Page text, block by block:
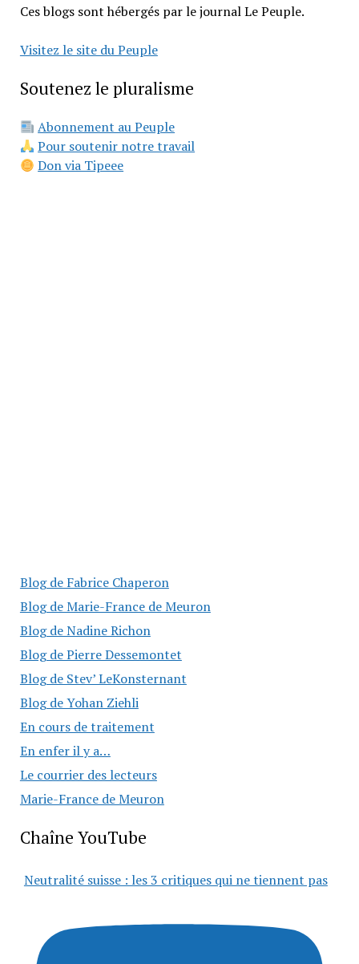
Ces blogs sont hébergés par le journal Le Peuple.
Visitez le site du Peuple
Soutenez le pluralisme
Abonnement au Peuple
Pour soutenir notre travail
Don via Tipeee
Blog de Fabrice Chaperon
Blog de Marie-France de Meuron
Blog de Nadine Richon
Blog de Pierre Dessemontet
Blog de Stev’ LeKonsternant
Blog de Yohan Ziehli
En cours de traitement
En enfer il y a…
Le courrier des lecteurs
Marie-France de Meuron
Chaîne YouTube
Neutralité suisse : les 3 critiques qui ne tiennent pas